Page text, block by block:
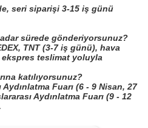
seri siparişi 3-15 iş günü
sürede gönderiyorsunuz?
TNT (3-7 iş günü), hava
teslimat yoluyla
katılıyorsunuz?
Fuarı (6 - 9 Nisan, 27
Aydınlatma Fuarı (9 - 12